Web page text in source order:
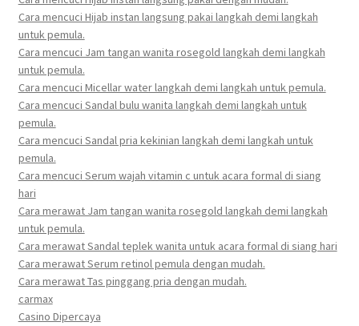
Cara mencuci Hijab instan langsung pakai langkah demi langkah
untuk pemula.
Cara mencuci Jam tangan wanita rosegold langkah demi langkah
untuk pemula.
Cara mencuci Micellar water langkah demi langkah untuk pemula.
Cara mencuci Sandal bulu wanita langkah demi langkah untuk
pemula.
Cara mencuci Sandal pria kekinian langkah demi langkah untuk
pemula.
Cara mencuci Serum wajah vitamin c untuk acara formal di siang
hari
Cara merawat Jam tangan wanita rosegold langkah demi langkah
untuk pemula.
Cara merawat Sandal teplek wanita untuk acara formal di siang hari
Cara merawat Serum retinol pemula dengan mudah.
Cara merawat Tas pinggang pria dengan mudah.
carmax
Casino Dipercaya